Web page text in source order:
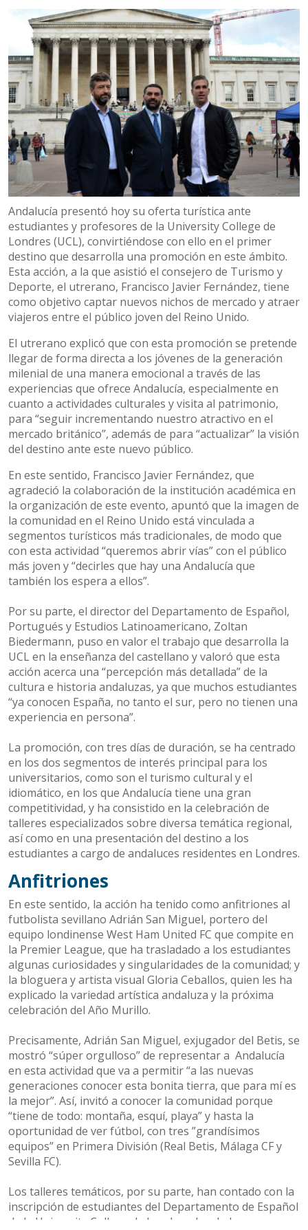
Andalucía presentó hoy su oferta turística ante
estudiantes y profesores de la University College de
Londres (UCL), convirtiéndose con ello en el primer
destino que desarrolla una promoción en este ámbito.
Esta acción, a la que asistió el consejero de Turismo y
Deporte, el utrerano, Francisco Javier Fernández, tiene
como objetivo captar nuevos nichos de mercado y atraer
viajeros entre el público joven del Reino Unido.
El utrerano explicó que con esta promoción se pretende
llegar de forma directa a los jóvenes de la generación
milenial de una manera emocional a través de las
experiencias que ofrece Andalucía, especialmente en
cuanto a actividades culturales y visita al patrimonio,
para “seguir incrementando nuestro atractivo en el
mercado británico”, además de para “actualizar” la visión
del destino ante este nuevo público.
En este sentido, Francisco Javier Fernández, que
agradeció la colaboración de la institución académica en
la organización de este evento, apuntó que la imagen de
la comunidad en el Reino Unido está vinculada a
segmentos turísticos más tradicionales, de modo que
con esta actividad “queremos abrir vías” con el público
más joven y “decirles que hay una Andalucía que
también los espera a ellos”.
Por su parte, el director del Departamento de Español,
Portugués y Estudios Latinoamericano, Zoltan
Biedermann, puso en valor el trabajo que desarrolla la
UCL en la enseñanza del castellano y valoró que esta
acción acerca una “percepción más detallada” de la
cultura e historia andaluzas, ya que muchos estudiantes
“ya conocen España, no tanto el sur, pero no tienen una
experiencia en persona”.
La promoción, con tres días de duración, se ha centrado
en los dos segmentos de interés principal para los
universitarios, como son el turismo cultural y el
idiomático, en los que Andalucía tiene una gran
competitividad, y ha consistido en la celebración de
talleres especializados sobre diversa temática regional,
así como en una presentación del destino a los
estudiantes a cargo de andaluces residentes en Londres.
Anfitriones
En este sentido, la acción ha tenido como anfitriones al
futbolista sevillano Adrián San Miguel, portero del
equipo londinense West Ham United FC que compite en
la Premier League, que ha trasladado a los estudiantes
algunas curiosidades y singularidades de la comunidad; y
la bloguera y artista visual Gloria Ceballos, quien les ha
explicado la variedad artística andaluza y la próxima
celebración del Año Murillo.
Precisamente, Adrián San Miguel, exjugador del Betis, se
mostró “súper orgulloso” de representar a Andalucía
en esta actividad que va a permitir “a las nuevas
generaciones conocer esta bonita tierra, que para mí es
la mejor”. Así, invitó a conocer la comunidad porque
“tiene de todo: montaña, esquí, playa” y hasta la
oportunidad de ver fútbol, con tres ”grandísimos
equipos” en Primera División (Real Betis, Málaga CF y
Sevilla FC).
Los talleres temáticos, por su parte, han contado con la
inscripción de estudiantes del Departamento de Español
de la University College de Londres de edades